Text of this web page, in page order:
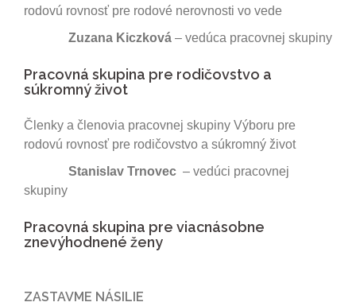
rodovú rovnosť pre rodové nerovnosti vo vede
Zuzana Kiczková – vedúca pracovnej skupiny
Pracovná skupina pre rodičovstvo a
súkromný život
Členky a členovia pracovnej skupiny Výboru pre
rodovú rovnosť pre rodičovstvo a súkromný život
Stanislav Trnovec – vedúci pracovnej
skupiny
Pracovná skupina pre viacnásobne
znevýhodnené ženy
ZASTAVME NÁSILIE